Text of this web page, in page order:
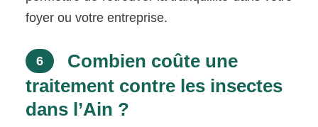
foyer ou votre entreprise.
6
Combien coûte une
traitement contre les insectes
dans l’Ain ?